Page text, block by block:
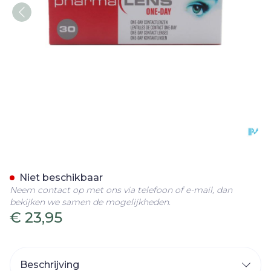
€ 23,95
Niet beschikbaar
Neem contact op met ons via telefoon of e-mail, dan
bekijken we samen de mogelijkheden.
Beschrijving